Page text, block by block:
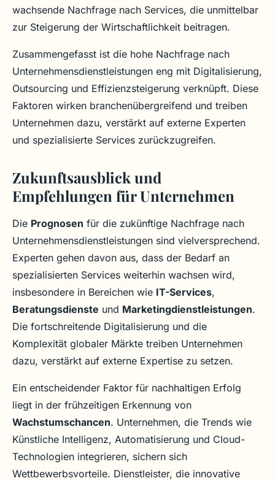
wachsende Nachfrage nach Services, die unmittelbar
zur Steigerung der Wirtschaftlichkeit beitragen.
Zusammengefasst ist die hohe Nachfrage nach
Unternehmensdienstleistungen eng mit Digitalisierung,
Outsourcing und Effizienzsteigerung verknüpft. Diese
Faktoren wirken branchenübergreifend und treiben
Unternehmen dazu, verstärkt auf externe Experten
und spezialisierte Services zurückzugreifen.
Zukunftsausblick und
Empfehlungen für Unternehmen
Die Prognosen für die zukünftige Nachfrage nach
Unternehmensdienstleistungen sind vielversprechend.
Experten gehen davon aus, dass der Bedarf an
spezialisierten Services weiterhin wachsen wird,
insbesondere in Bereichen wie IT-Services,
Beratungsdienste und Marketingdienstleistungen.
Die fortschreitende Digitalisierung und die
Komplexität globaler Märkte treiben Unternehmen
dazu, verstärkt auf externe Expertise zu setzen.
Ein entscheidender Faktor für nachhaltigen Erfolg
liegt in der frühzeitigen Erkennung von
Wachstumschancen. Unternehmen, die Trends wie
Künstliche Intelligenz, Automatisierung und Cloud-
Technologien integrieren, sichern sich
Wettbewerbsvorteile. Dienstleister, die innovative